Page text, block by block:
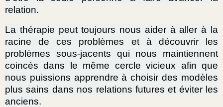
relation.
La thérapie peut toujours nous aider à aller à la
racine de ces problèmes et à découvrir les
problèmes sous-jacents qui nous maintiennent
coincés dans le même cercle vicieux afin que
nous puissions apprendre à choisir des modèles
plus sains dans nos relations futures et éviter les
anciens.